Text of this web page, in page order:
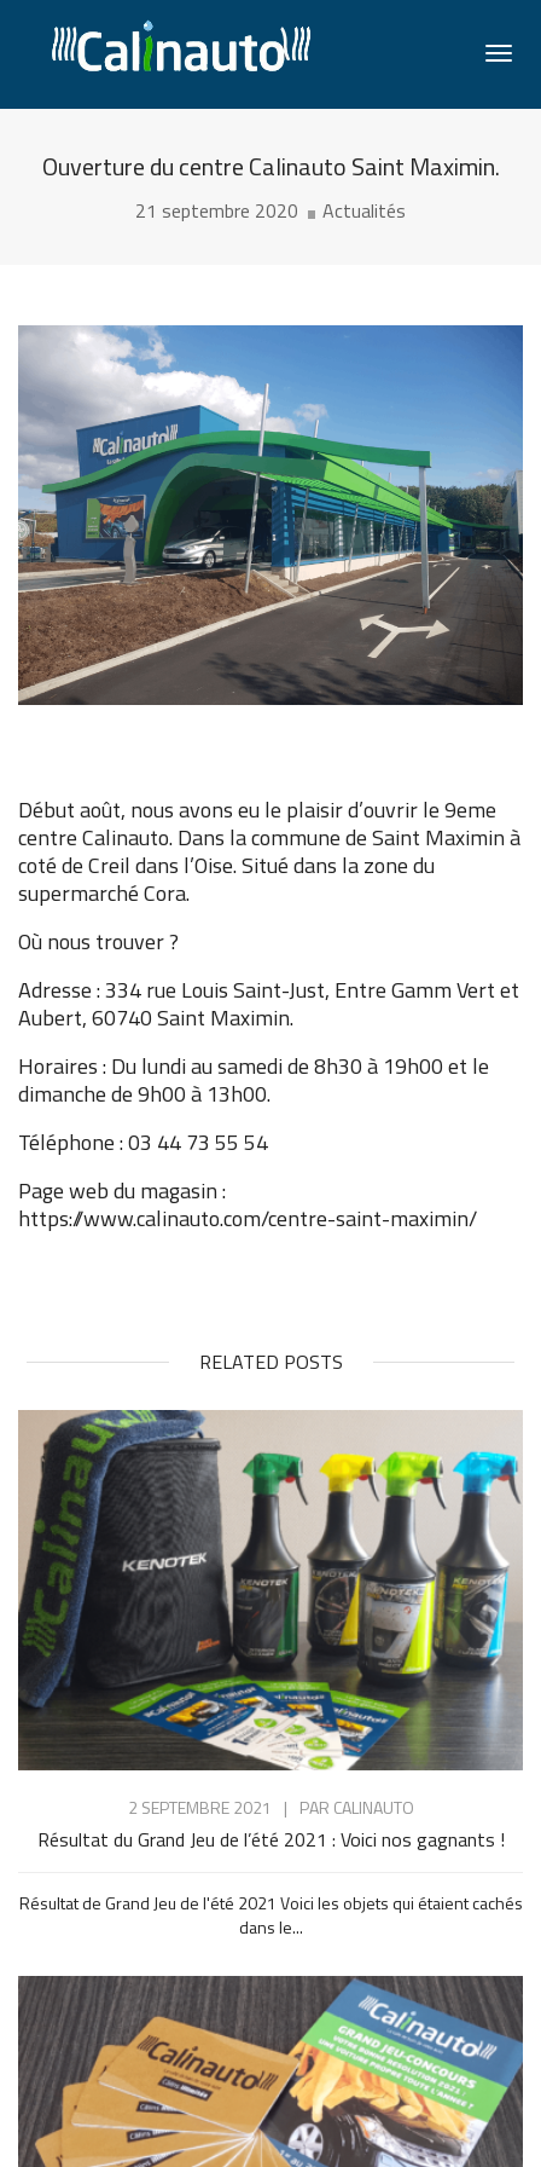
Ouverture du centre Calinauto Saint Maximin.
21 septembre 2020 Actualités
Début août, nous avons eu le plaisir d’ouvrir le 9eme
centre Calinauto. Dans la commune de Saint Maximin à
coté de Creil dans l’Oise. Situé dans la zone du
supermarché Cora.
Où nous trouver ?
Adresse : 334 rue Louis Saint-Just, Entre Gamm Vert et
Aubert, 60740 Saint Maximin.
Horaires : Du lundi au samedi de 8h30 à 19h00 et le
dimanche de 9h00 à 13h00.
Téléphone : 03 44 73 55 54
Page web du magasin :
https://www.calinauto.com/centre-saint-maximin/
RELATED POSTS
2 SEPTEMBRE 2021 | PAR CALINAUTO
Résultat du Grand Jeu de l’été 2021 : Voici nos gagnants !
Résultat de Grand Jeu de l'été 2021 Voici les objets qui étaient cachés
dans le...